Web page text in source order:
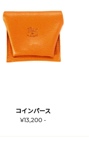
コインパース
¥13,200 -